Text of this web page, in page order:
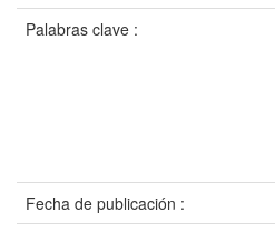
Palabras clave :
Fecha de publicación :